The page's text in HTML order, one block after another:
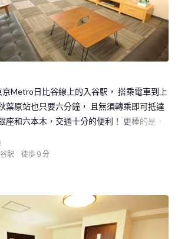
Metro日比谷線上的入谷駅， 搭乘電車到上
葉原站也只要六分鐘， 且無須轉乘即可抵達
座和六本木，交通十分的便利！ 更棒的是，
街！ 同時，位在充滿濃厚日本氣息的東京的
的日本商店街及許多傳統美食餐廳， 有名的
以在這裡輕易品嚐的到， 對日本人來說，這
的地區唷！ 而位在淺草入谷1 Share House的
駅 徒歩９分